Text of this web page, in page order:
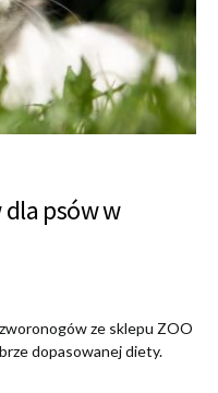
psów w
ze sklepu ZOO
dopasowanej diety.